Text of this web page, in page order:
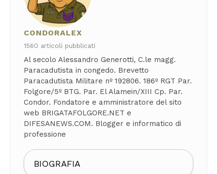
CONDORALEX
1560 articoli pubblicati
Al secolo Alessandro Generotti, C.le magg.
Paracadutista in congedo. Brevetto
Paracadutista Militare nº 192806. 186º RGT Par.
Folgore/5º BTG. Par. El Alamein/XIII Cp. Par.
Condor. Fondatore e amministratore del sito
web BRIGATAFOLGORE.NET e
DIFESANEWS.COM. Blogger e informatico di
professione
BIOGRAFIA